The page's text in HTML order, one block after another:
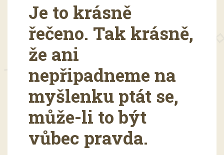
Je to krásně
řečeno. Tak krásně,
že ani
nepřipadneme na
myšlenku ptát se,
může-li to být
vůbec pravda.